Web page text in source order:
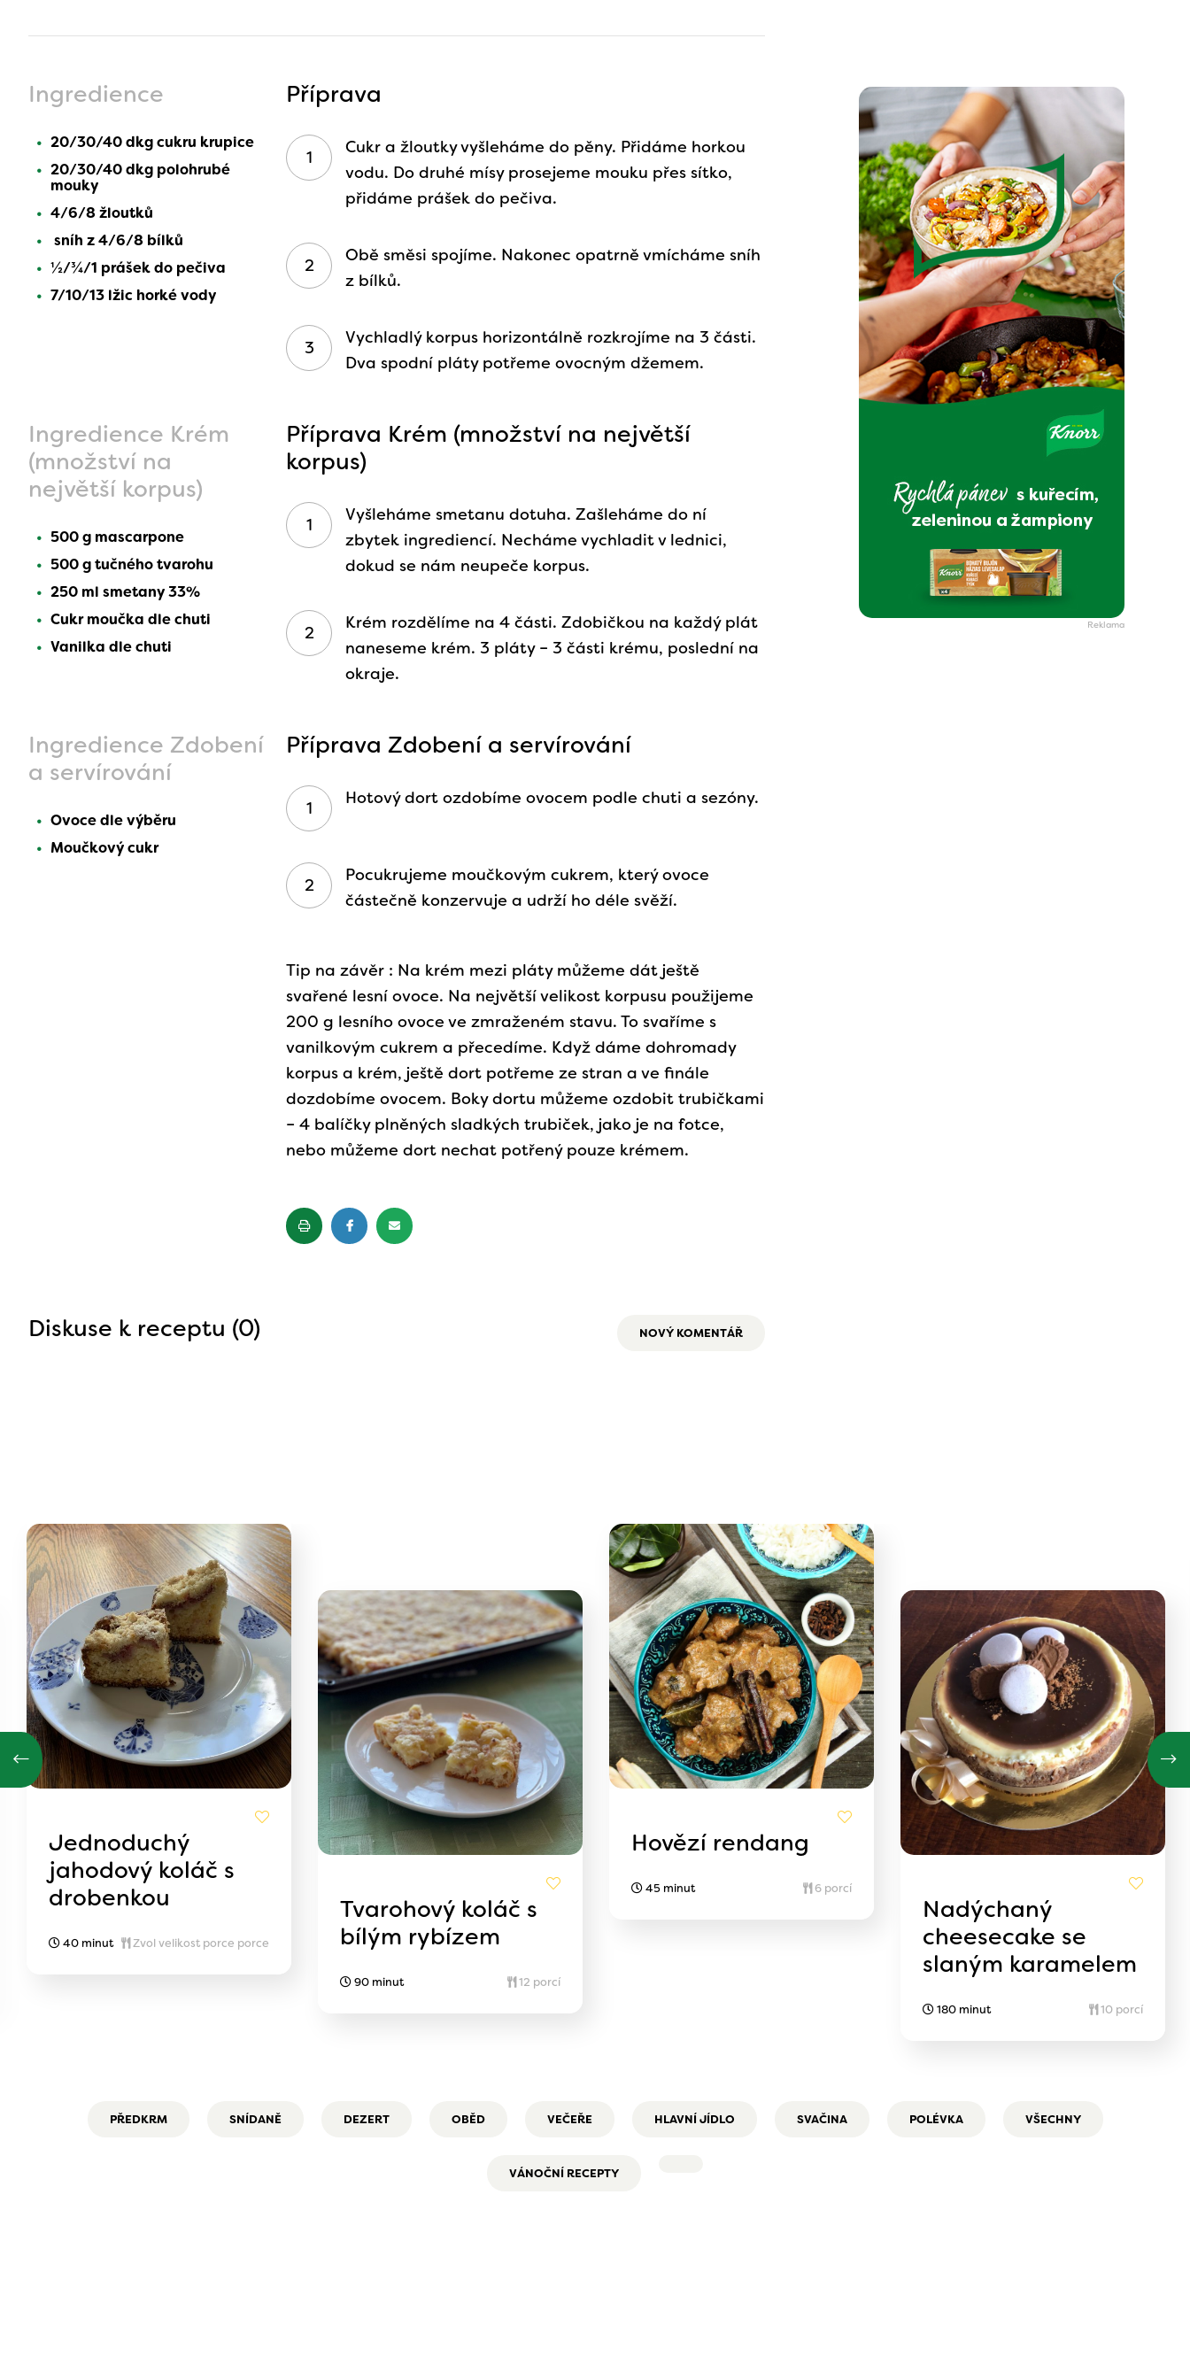
Ingredience
20/30/40 dkg cukru krupice
20/30/40 dkg polohrubé
mouky
4/6/8 žloutků
sníh z 4/6/8 bílků
½/¾/1 prášek do pečiva
7/10/13 lžic horké vody
Příprava
Cukr a žloutky vyšleháme do pěny. Přidáme horkou
vodu. Do druhé mísy prosejeme mouku přes sítko,
přidáme prášek do pečiva.
Obě směsi spojíme. Nakonec opatrně vmícháme sníh
z bílků.
Vychladlý korpus horizontálně rozkrojíme na 3 části.
Dva spodní pláty potřeme ovocným džemem.
Ingredience Krém
(množství na
největší korpus)
500 g mascarpone
500 g tučného tvarohu
250 ml smetany 33%
Cukr moučka dle chuti
Vanilka dle chuti
Příprava Krém (množství na největší
korpus)
Vyšleháme smetanu dotuha. Zašleháme do ní
zbytek ingrediencí. Necháme vychladit v lednici,
dokud se nám neupeče korpus.
Krém rozdělíme na 4 části. Zdobičkou na každý plát
naneseme krém. 3 pláty – 3 části krému, poslední na
okraje.
Ingredience Zdobení
a servírování
Ovoce dle výběru
Moučkový cukr
Příprava Zdobení a servírování
Hotový dort ozdobíme ovocem podle chuti a sezóny.
Pocukrujeme moučkovým cukrem, který ovoce
částečně konzervuje a udrží ho déle svěží.
Tip na závěr : Na krém mezi pláty můžeme dát ještě
svařené lesní ovoce. Na největší velikost korpusu použijeme
200 g lesního ovoce ve zmraženém stavu. To svaříme s
vanilkovým cukrem a přecedíme. Když dáme dohromady
korpus a krém, ještě dort potřeme ze stran a ve finále
dozdobíme ovocem. Boky dortu můžeme ozdobit trubičkami
– 4 balíčky plněných sladkých trubiček, jako je na fotce,
nebo můžeme dort nechat potřený pouze krémem.
Diskuse k receptu (0) NOVÝ KOMENTÁŘ
Jednoduchý
jahodový koláč s
drobenkou
40 minut Zvol velikost porce porce
Tvarohový koláč s
bílým rybízem
90 minut 12 porcí
Hovězí rendang
45 minut 6 porcí
Nadýchaný
cheesecake se
slaným karamelem
180 minut 10 porcí
PŘEDKRM SNÍDANĚ DEZERT OBĚD VEČEŘE HLAVNÍ JÍDLO SVAČINA POLÉVKA VŠECHNY
VÁNOČNÍ RECEPTY